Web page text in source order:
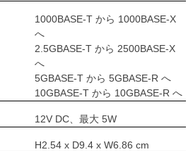
1000BASE-T から 1000BASE-X
へ
2.5GBASE-T から 2500BASE-X
へ
5GBASE-T から 5GBASE-R へ
10GBASE-T から 10GBASE-R へ
12V DC、最大 5W
H2.54 x D9.4 x W6.86 cm